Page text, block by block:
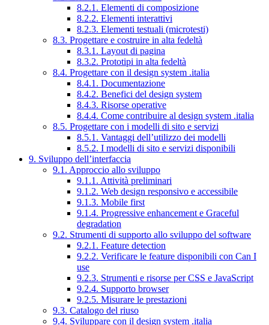
8.2.1. Elementi di composizione
8.2.2. Elementi interattivi
8.2.3. Elementi testuali (microtesti)
8.3. Progettare e costruire in alta fedeltà
8.3.1. Layout di pagina
8.3.2. Prototipi in alta fedeltà
8.4. Progettare con il design system .italia
8.4.1. Documentazione
8.4.2. Benefici del design system
8.4.3. Risorse operative
8.4.4. Come contribuire al design system .italia
8.5. Progettare con i modelli di sito e servizi
8.5.1. Vantaggi dell’utilizzo dei modelli
8.5.2. I modelli di sito e servizi disponibili
9. Sviluppo dell’interfaccia
9.1. Approccio allo sviluppo
9.1.1. Attività preliminari
9.1.2. Web design responsivo e accessibile
9.1.3. Mobile first
9.1.4. Progressive enhancement e Graceful
degradation
9.2. Strumenti di supporto allo sviluppo del software
9.2.1. Feature detection
9.2.2. Verificare le feature disponibili con Can I
use
9.2.3. Strumenti e risorse per CSS e JavaScript
9.2.4. Supporto browser
9.2.5. Misurare le prestazioni
9.3. Catalogo del riuso
9.4. Sviluppare con il design system .italia